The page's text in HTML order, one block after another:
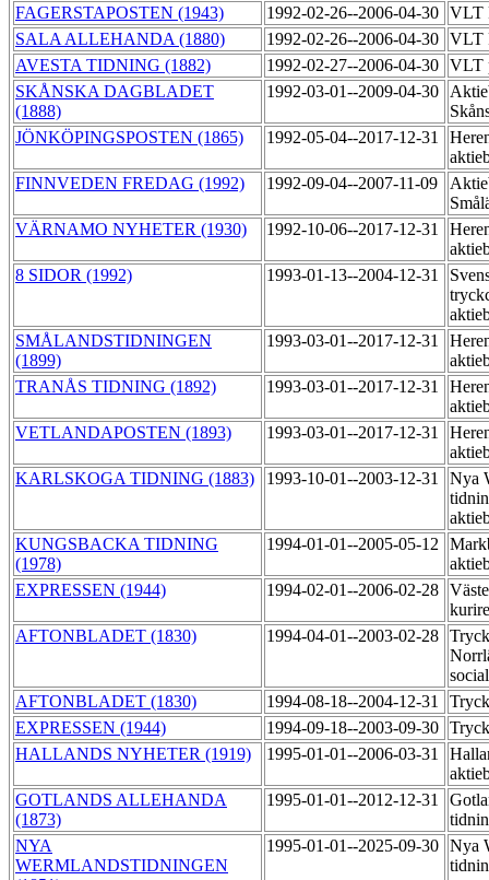
FAGERSTAPOSTEN (1943)
1992-02-26--2006-04-30 VLT
SALA ALLEHANDA (1880)
1992-02-26--2006-04-30 VLT
AVESTA TIDNING (1882)
1992-02-27--2006-04-30 VLT
SKÅNSKA DAGBLADET
(1888)
1992-03-01--2009-04-30
JÖNKÖPINGSPOSTEN (1865)
1992-05-04--2017-12-31
FINNVEDEN FREDAG (1992)
1992-09-04--2007-11-09
VÄRNAMO NYHETER (1930)
1992-10-06--2017-12-31
8 SIDOR (1992)
1993-01-13--2004-12-31
SMÅLANDSTIDNINGEN
(1899)
1993-03-01--2017-12-31
TRANÅS TIDNING (1892)
1993-03-01--2017-12-31
VETLANDAPOSTEN (1893)
1993-03-01--2017-12-31
KARLSKOGA TIDNING (1883)
1993-10-01--2003-12-31
Nya
KUNGSBACKA TIDNING
(1978)
1994-01-01--2005-05-12
EXPRESSEN (1944)
1994-02-01--2006-02-28
AFTONBLADET (1830)
1994-04-01--2003-02-28
AFTONBLADET (1830)
1994-08-18--2004-12-31
EXPRESSEN (1944)
1994-09-18--2003-09-30
HALLANDS NYHETER (1919)
1995-01-01--2006-03-31
GOTLANDS ALLEHANDA
(1873)
1995-01-01--2012-12-31
NYA
WERMLANDSTIDNINGEN
1995-01-01--2025-09-30 Nya